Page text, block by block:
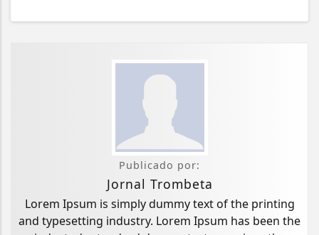
Publicado por:
Jornal Trombeta
Lorem Ipsum is simply dummy text of the printing
and typesetting industry. Lorem Ipsum has been the